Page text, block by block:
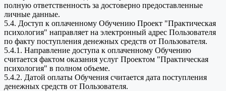
полную ответственность за достоверно предоставленные
личные данные.
5.4. Доступ к оплаченному Обучению Проект "Практическая
психология" направляет на электронный адрес Пользователя
по факту поступления денежных средств от Пользователя.
5.4.1. Направление доступа к оплаченному Обучению
считается фактом оказания услуг Проектом "Практическая
психология" в полном объеме.
5.4.2. Датой оплаты Обучения считается дата поступления
денежных средств от Пользователя.